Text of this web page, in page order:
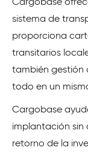
Cargobase
sistema de
proporciona
transitarios
también gestión
todo en un
Cargobase
implantación sin
retorno de la